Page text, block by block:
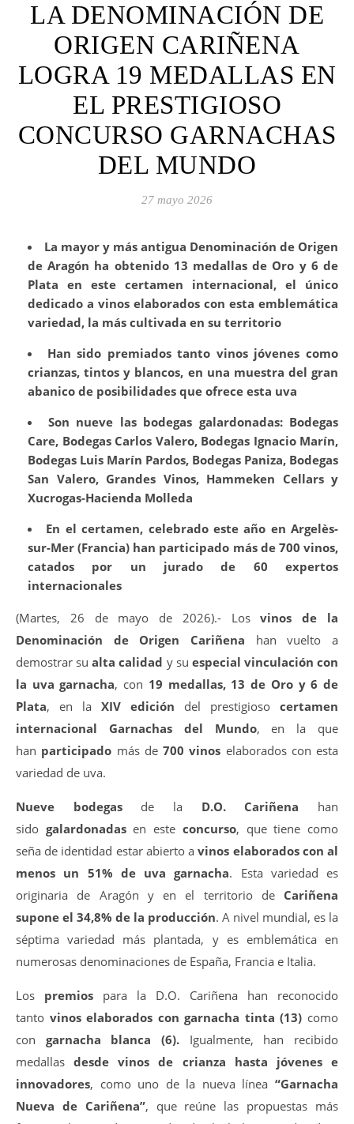
LA DENOMINACIÓN DE
ORIGEN CARIÑENA
LOGRA 19 MEDALLAS EN
EL PRESTIGIOSO
CONCURSO GARNACHAS
DEL MUNDO
27 mayo 2026
La mayor y más antigua Denominación de Origen
de Aragón ha obtenido 13 medallas de Oro y 6 de
Plata en este certamen internacional, el único
dedicado a vinos elaborados con esta emblemática
variedad, la más cultivada en su territorio
Han sido premiados tanto vinos jóvenes como
crianzas, tintos y blancos, en una muestra del gran
abanico de posibilidades que ofrece esta uva
Son nueve las bodegas galardonadas: Bodegas
Care, Bodegas Carlos Valero, Bodegas Ignacio Marín,
Bodegas Luis Marín Pardos, Bodegas Paniza, Bodegas
San Valero, Grandes Vinos, Hammeken Cellars y
Xucrogas-Hacienda Molleda
En el certamen, celebrado este año en Argelès-
sur-Mer (Francia) han participado más de 700 vinos,
catados por un jurado de 60 expertos
internacionales
(Martes, 26 de mayo de 2026).- Losvinos de la
Denominación de Origen Cariñena han vuelto a
demostrar sualta calidad y su especial vinculación con
la uva garnacha, con 19 medallas, 13 de Oro y 6 de
Plata, en la XIV edición del prestigioso certamen
internacional
Garnachas del Mundo, en la que
han participado más de 700 vinos elaborados con esta
variedad de uva.
Nueve bodegasde la D.O. Cariñena han
sido galardonadasen este concurso, que tiene como
seña de identidad estar abierto avinos elaborados con al
menos un 51% de uva garnacha. Esta variedad es
originaria de Aragón y en el territorio de Cariñena
supone el 34,8% de la producción. A nivel mundial, es la
séptima variedad más plantada, y es emblemática en
numerosas denominaciones de España, Francia e Italia.
Los premios para la D.O. Cariñena han reconocido
tanto vinos elaborados con garnacha tinta (13) como
con garnacha blanca (6). Igualmente, han recibido
medallasdesde vinos de crianza hasta jóvenes e
innovadores, como uno de la nueva línea “Garnacha
Nueva de Cariñena”, que reúne las propuestas más